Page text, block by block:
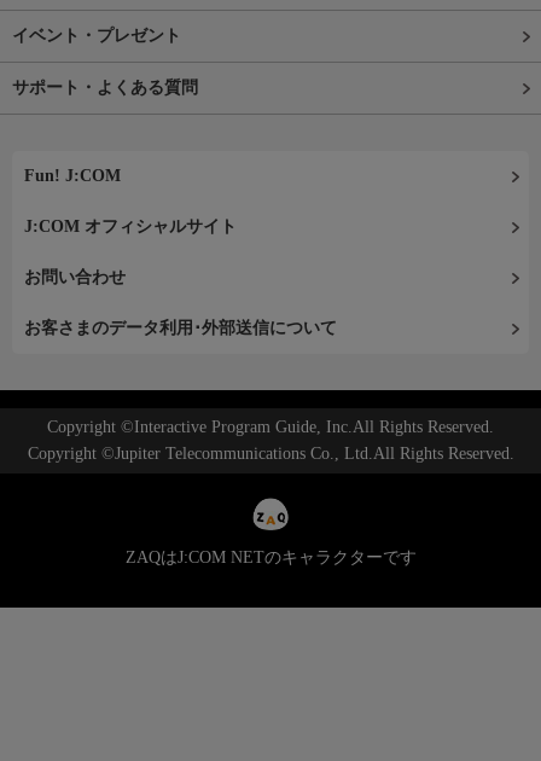
イベント・プレゼント
サポート・よくある質問
Fun! J:COM
J:COM オフィシャルサイト
お問い合わせ
お客さまのデータ利用･外部送信について
Copyright ©Interactive Program Guide, Inc.All Rights Reserved.
Copyright ©Jupiter Telecommunications Co., Ltd.All Rights Reserved.
ZAQはJ:COM NETのキャラクターです